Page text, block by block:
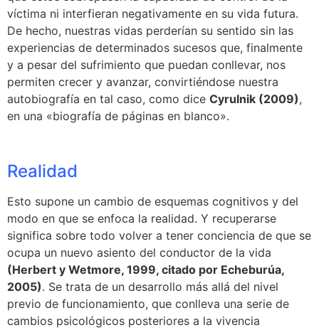
víctima ni interfieran negativamente en su vida futura.
De hecho, nuestras vidas perderían su sentido sin las
experiencias de determinados sucesos que, finalmente
y a pesar del sufrimiento que puedan conllevar, nos
permiten crecer y avanzar, convirtiéndose nuestra
autobiografía en tal caso, como dice Cyrulnik (2009),
en una «biografía de páginas en blanco».
Realidad
Esto supone un cambio de esquemas cognitivos y del
modo en que se enfoca la realidad. Y recuperarse
significa sobre todo volver a tener conciencia de que se
ocupa un nuevo asiento del conductor de la vida
(Herbert y Wetmore, 1999, citado por Echeburúa,
2005). Se trata de un desarrollo más allá del nivel
previo de funcionamiento, que conlleva una serie de
cambios psicológicos posteriores a la vivencia